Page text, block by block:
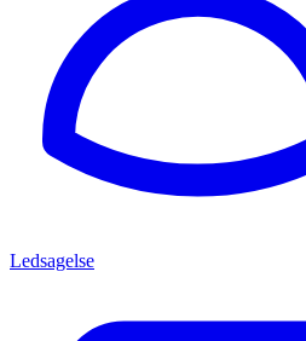
Ledsagelse